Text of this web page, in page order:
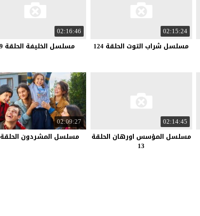
02:15:24
مسلسل شراب التوت الحلقة 124
02:16:46
مسلسل الخليفة الحلقة 19
02:14:45
مسلسل المؤسس اورهان الحلقة
13
02:09:27
مسلسل المشردون الحلقة 47